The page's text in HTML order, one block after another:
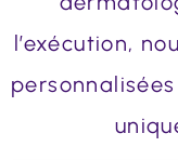
l’exécution,